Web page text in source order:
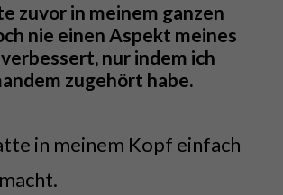
zuvor in meinem ganzen
nie einen Aspekt meines
nur indem ich
zugehört habe.
in meinem Kopf einfach